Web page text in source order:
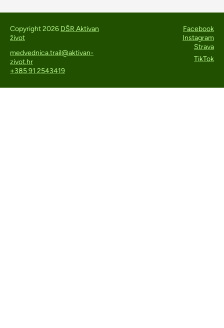
Copyright 2026 DŠR Aktivan
život
medvednica.trail@aktivan-
zivot.hr
+385 91 2543419
Facebook
Instagram
Strava
TikTok